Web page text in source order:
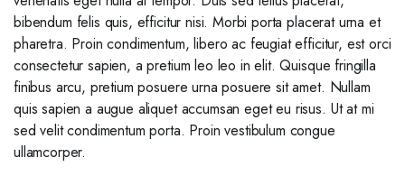
bibendum felis quis, efficitur nisi. Morbi porta placerat urna et
pharetra. Proin condimentum, libero ac feugiat efficitur, est orci
consectetur sapien, a pretium leo leo in elit. Quisque fringilla
finibus arcu, pretium posuere urna posuere sit amet. Nullam
quis sapien a augue aliquet accumsan eget eu risus. Ut at mi
sed velit condimentum porta. Proin vestibulum congue
ullamcorper.